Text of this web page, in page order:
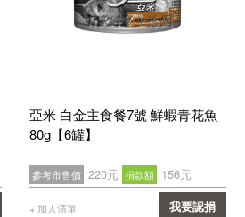
亞米 白金主食餐7號 鮮蝦青花魚
80g【6罐】
參考市售價 220元 捐款額 156元
+ 加入清單 我要認捐